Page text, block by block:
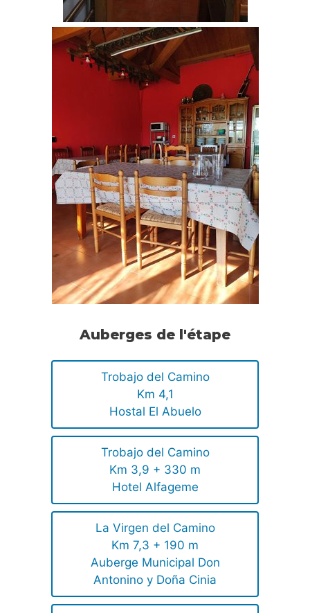
Auberges de l'étape
Trobajo del Camino
Km 4,1
Hostal El Abuelo
Trobajo del Camino
Km 3,9 + 330 m
Hotel Alfageme
La Virgen del Camino
Km 7,3 + 190 m
Auberge Municipal Don
Antonino y Doña Cinia